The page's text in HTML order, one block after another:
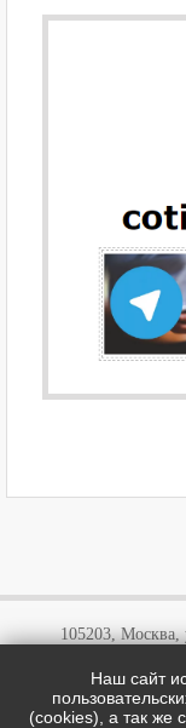
105203, Москва,
Наш сайт
(cookies), а так же